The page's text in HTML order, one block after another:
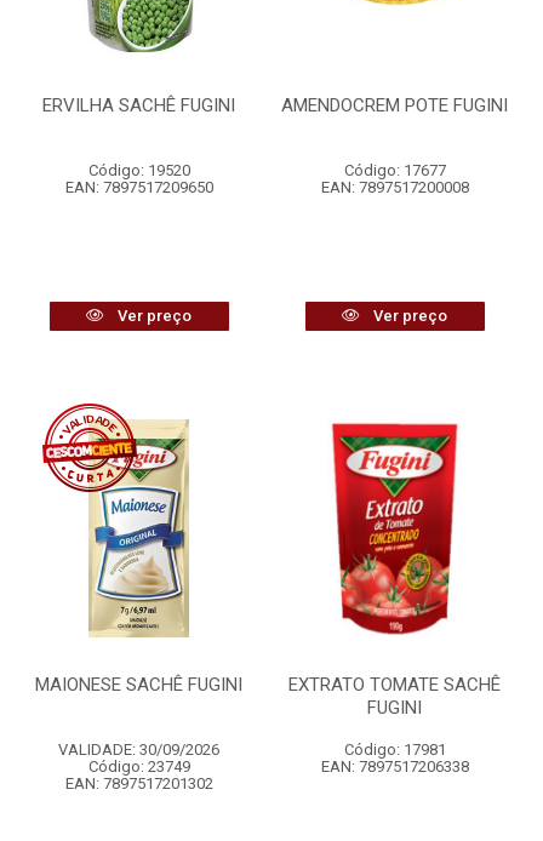
ERVILHA SACHÊ FUGINI
Código: 19520
EAN: 7897517209650
Ver preço
AMENDOCREM POTE FUGINI
Código: 17677
EAN: 7897517200008
Ver preço
MAIONESE SACHÊ FUGINI
VALIDADE: 30/09/2026
Código: 23749
EAN: 7897517201302
EXTRATO TOMATE SACHÊ
FUGINI
Código: 17981
EAN: 7897517206338